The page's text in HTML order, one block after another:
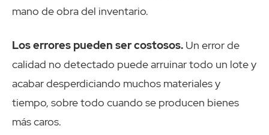
mano de obra del inventario.
Los errores pueden ser costosos. Un error de
calidad no detectado puede arruinar todo un lote y
acabar desperdiciando muchos materiales y
tiempo, sobre todo cuando se producen bienes
más caros.